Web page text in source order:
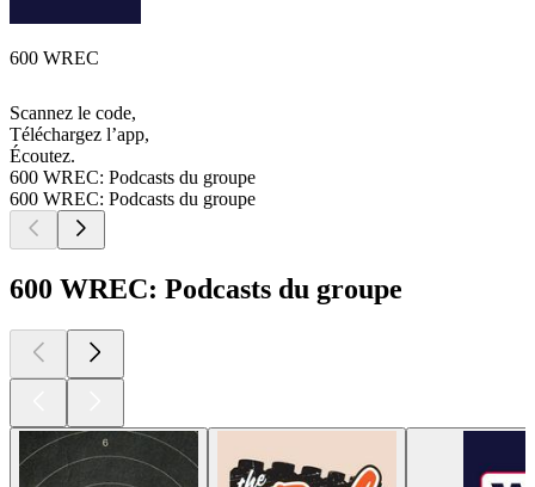
600 WREC
Scannez le code,
Téléchargez l’app,
Écoutez.
600 WREC: Podcasts du groupe
600 WREC: Podcasts du groupe
600 WREC: Podcasts du groupe